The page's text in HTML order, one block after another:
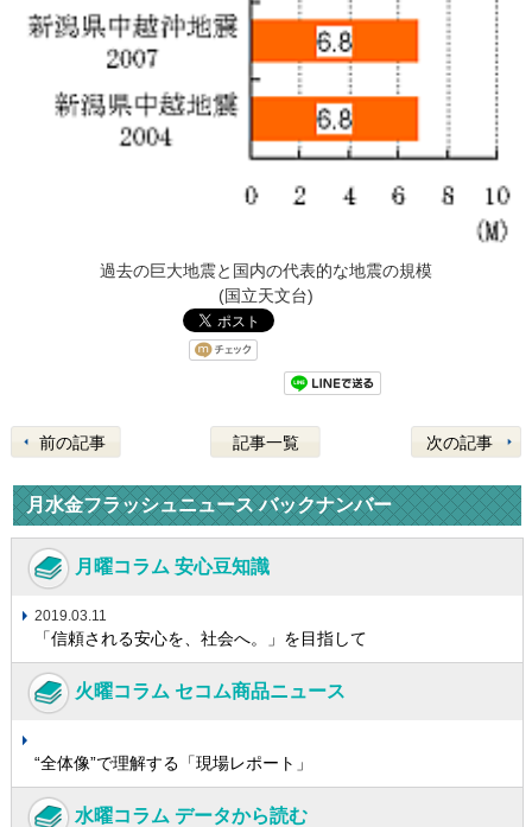
過去の巨大地震と国内の代表的な地震の規模
(国立天文台)
前の記事 記事一覧 次の記事
月水金フラッシュニュース バックナンバー
月曜コラム 安心豆知識
2019.03.11
「信頼される安心を、社会へ。」を目指して
火曜コラム セコム商品ニュース
“全体像”で理解する「現場レポート」
水曜コラム データから読む